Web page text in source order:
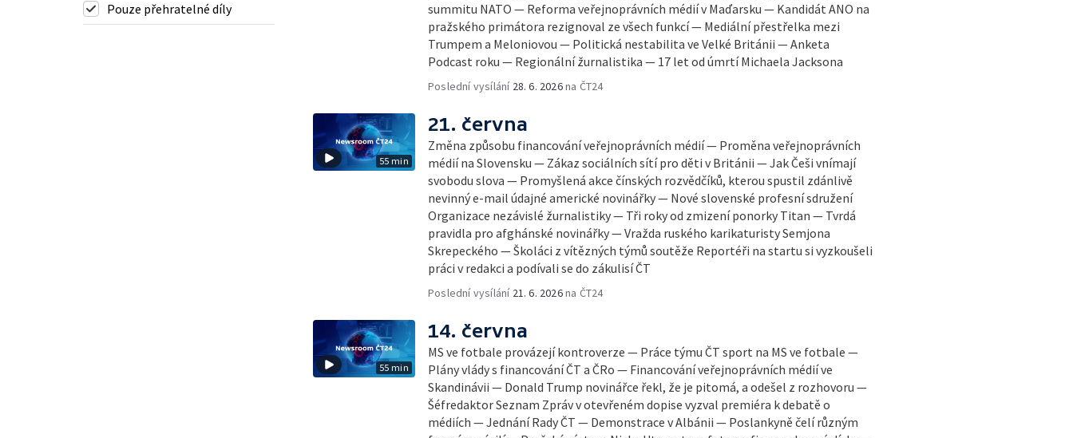
Pouze přehratelné díly
summitu NATO — Reforma veřejnoprávních médií v Maďarsku — Kandidát ANO na
pražského primátora rezignoval ze všech funkcí — Mediální přestřelka mezi
Trumpem a Meloniovou — Politická nestabilita ve Velké Británii — Anketa
Podcast roku — Regionální žurnalistika — 17 let od úmrtí Michaela Jacksona
Poslední vysílání 28. 6. 2026na ČT24
55 min
21. června
Změna způsobu financování veřejnoprávních médií — Proměna veřejnoprávních
médií na Slovensku — Zákaz sociálních sítí pro děti v Británii — Jak Češi vnímají
svobodu slova — Promyšlená akce čínských rozvědčíků, kterou spustil zdánlivě
nevinný e-mail údajné americké novinářky — Nové slovenské profesní sdružení
Organizace nezávislé žurnalistiky — Tři roky od zmizení ponorky Titan — Tvrdá
pravidla pro afghánské novinářky — Vražda ruského karikaturisty Semjona
Skrepeckého — Školáci z vítězných týmů soutěže Reportéři na startu si vyzkoušeli
práci v redakci a podívali se do zákulisí ČT
Poslední vysílání 21. 6. 2026na ČT24
55 min
14. června
MS ve fotbale provázejí kontroverze — Práce týmu ČT sport na MS ve fotbale —
Plány vlády s financování ČT a ČRo — Financování veřejnoprávních médií ve
Skandinávii — Donald Trump novinářce řekl, že je pitomá, a odešel z rozhovoru —
Šéfredaktor Seznam Zpráv v otevřeném dopise vyzval premiéra k debatě o
médiích — Jednání Rady ČT — Demonstrace v Albánii — Poslankyně čelí různým